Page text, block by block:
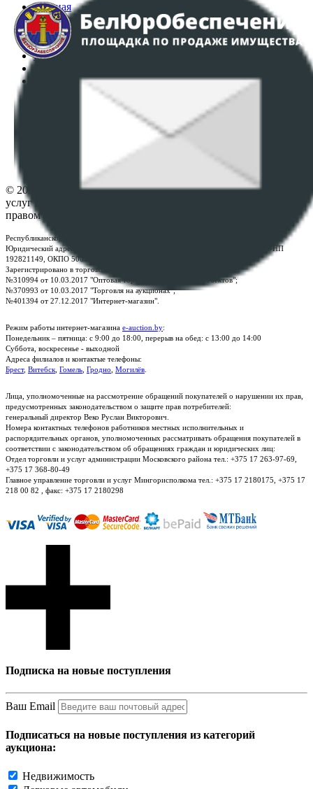
Главная
Аукционы
Интернет-магазин
Регламент организации и проведения торгов
Политика в отношении обработки персональных
ПОЛОЖЕНИЕ О ПОЛИТИКЕ ОБРАБОТКИ COOKIE-
Настройки cookie-файлов
© 2026 Республиканское унитарное предприятие по оказанию
услуг "БелЮрОбеспечение" - Все права защищены авторским
правом
Республиканское унитарное предприятие по оказанию услуг "БелЮрОбеспечение"
Юридический адрес: г. Минск, пр-т. Дзержинского, 1Б, e-mail:
, УНП
192821149, ОКПО 500111895000
Зарегистрировано в торговом реестре Республики Беларусь:
№310994 от 10.03.2017 "Оптовая торговля без торговых объектов";
№370993 от 10.03.2017 "Торговля на аукционах";
№401394 от 27.12.2017 "Интернет-магазин".
Режим работы интернет-магазина e-auction.by:
Понедельник – пятница: с 9:00 до 18:00, перерыв на обед: с 13:00 до 14:00
Суббота, воскресенье - выходной
Адреса филиалов и контактые телефоны:
Брест, Витебск Гомель Гродно Могилёв
Лица, уполномоченные на рассмотрение обращений покупателей о нарушении их прав,
предусмотренных законодательством о защите прав потребителей:
генеральный директор Веко Руслан Викторович.
Номера контактных телефонов работников местных исполнительных и
распорядительных органов, уполномоченных рассматривать обращения покупателей в
соответствии с законодательством об обращениях граждан и юридических лиц:
Отдел торговли и услуг администрации Московского района тел.: +375 17 263-97-69,
+375 17 368-80-49
Главное управление торговли и услуг Мингорисполкома тел.: +375 17 2180175, +375 17
218 00 82 , факс: +375 17 2180298
Подписка на новые поступления
Ваш Email
Подписаться на новые поступления из категорий
аукциона:
Недвижимость